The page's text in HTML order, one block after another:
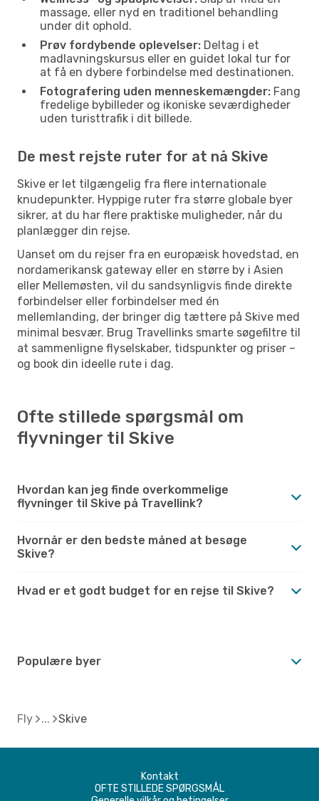
massage, eller nyd en traditionel behandling
under dit ophold.
Prøv fordybende oplevelser: Deltag i et
madlavningskursus eller en guidet lokal tur for
at få en dybere forbindelse med destinationen.
Fotografering uden menneskemængder: Fang
fredelige bybilleder og ikoniske seværdigheder
uden turisttrafik i dit billede.
De mest rejste ruter for at nå Skive
Skive er let tilgængelig fra flere internationale
knudepunkter. Hyppige ruter fra større globale byer
sikrer, at du har flere praktiske muligheder, når du
planlægger din rejse.
Uanset om du rejser fra en europæisk hovedstad, en
nordamerikansk gateway eller en større by i Asien
eller Mellemøsten, vil du sandsynligvis finde direkte
forbindelser eller forbindelser med én
mellemlanding, der bringer dig tættere på Skive med
minimal besvær. Brug Travellinks smarte søgefiltre til
at sammenligne flyselskaber, tidspunkter og priser –
og book din ideelle rute i dag.
Ofte stillede spørgsmål om
flyvninger til Skive
Hvordan kan jeg finde overkommelige
flyvninger til Skive på Travellink?
Hvornår er den bedste måned at besøge
Skive?
Hvad er et godt budget for en rejse til Skive?
Populære byer
Fly Skive
Kontakt
OFTE STILLEDE SPØRGSMÅL